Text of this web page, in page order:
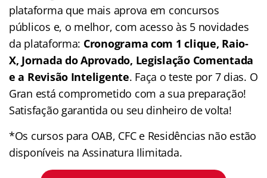
plataforma que mais aprova em concursos
públicos e, o melhor, com acesso às 5 novidades
da plataforma: Cronograma com 1 clique, Raio-
X, Jornada do Aprovado, Legislação Comentada
e a Revisão Inteligente. Faça o teste por 7 dias. O
Gran está comprometido com a sua preparação!
Satisfação garantida ou seu dinheiro de volta!
*Os cursos para OAB, CFC e Residências não estão
disponíveis na Assinatura Ilimitada.